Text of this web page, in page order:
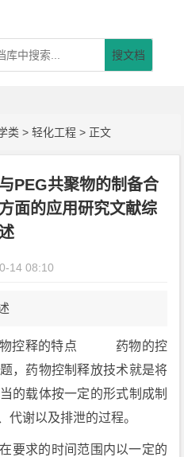
搜文档
类 >轻化工程 > 正文
PEG共聚物的制备合
面的应用研究文献综
述
14 08:10
物控释的特点 药物的控
，药物控制释放技术就是将
的载体按一定的形式制成制
代谢以及排泄的过程。
要求的时间范围内以一定的